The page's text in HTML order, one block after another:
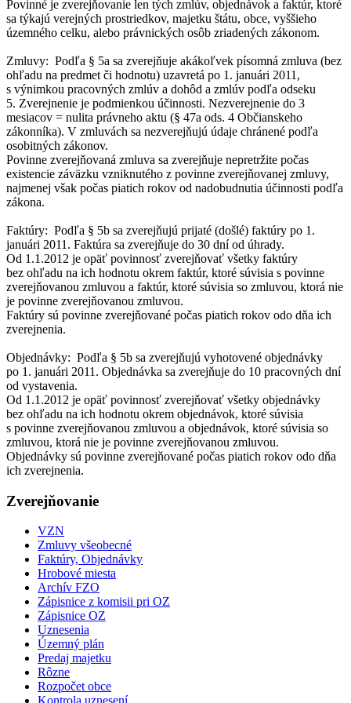
Povinné je zverejňovanie len tých zmlúv, objednávok a faktúr, ktoré
sa týkajú verejných prostriedkov, majetku štátu, obce, vyššieho
územného celku, alebo právnických osôb zriadených zákonom.
Zmluvy: Podľa § 5a sa zverejňuje akákoľvek písomná zmluva (bez
ohľadu na predmet či hodnotu) uzavretá po 1. januári 2011,
s výnimkou pracovných zmlúv a dohôd a zmlúv podľa odseku
5. Zverejnenie je podmienkou účinnosti. Nezverejnenie do 3
mesiacov = nulita právneho aktu (§ 47a ods. 4 Občianskeho
zákonníka). V zmluvách sa nezverejňujú údaje chránené podľa
osobitných zákonov.
Povinne zverejňovaná zmluva sa zverejňuje nepretržite počas
existencie záväzku vzniknutého z povinne zverejňovanej zmluvy,
najmenej však počas piatich rokov od nadobudnutia účinnosti podľa
zákona.
Faktúry: Podľa § 5b sa zverejňujú prijaté (došlé) faktúry po 1.
januári 2011. Faktúra sa zverejňuje do 30 dní od úhrady.
Od 1.1.2012 je opäť povinnosť zverejňovať všetky faktúry
bez ohľadu na ich hodnotu okrem faktúr, ktoré súvisia s povinne
zverejňovanou zmluvou a faktúr, ktoré súvisia so zmluvou, ktorá nie
je povinne zverejňovanou zmluvou.
Faktúry sú povinne zverejňované počas piatich rokov odo dňa ich
zverejnenia.
Objednávky: Podľa § 5b sa zverejňujú vyhotovené objednávky
po 1. januári 2011. Objednávka sa zverejňuje do 10 pracovných dní
od vystavenia.
Od 1.1.2012 je opäť povinnosť zverejňovať všetky objednávky
bez ohľadu na ich hodnotu okrem objednávok, ktoré súvisia
s povinne zverejňovanou zmluvou a objednávok, ktoré súvisia so
zmluvou, ktorá nie je povinne zverejňovanou zmluvou.
Objednávky sú povinne zverejňované počas piatich rokov odo dňa
ich zverejnenia.
Zverejňovanie
VZN
Zmluvy všeobecné
Faktúry, Objednávky
Hrobové miesta
Archív FZO
Zápisnice z komisii pri OZ
Zápisnice OZ
Uznesenia
Územný plán
Predaj majetku
Rôzne
Rozpočet obce